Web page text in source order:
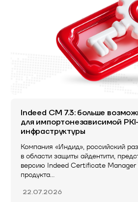
Indeed CM 7.3: больше
для импортонезависимой
инфраструктуры
Компания «Индид», российский
в области защиты айдентити,
версию Indeed Certificate
продукта…
22.07.2026